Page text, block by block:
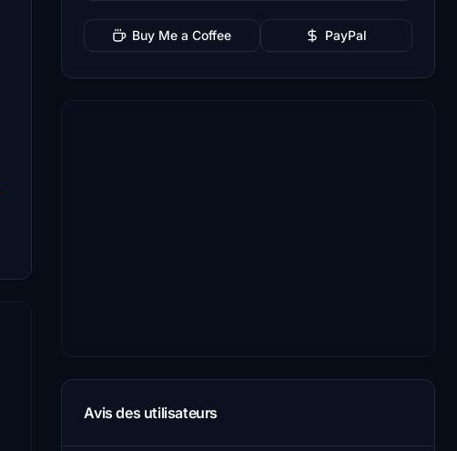
Buy Me a Coffee PayPal
Avis des utilisateurs